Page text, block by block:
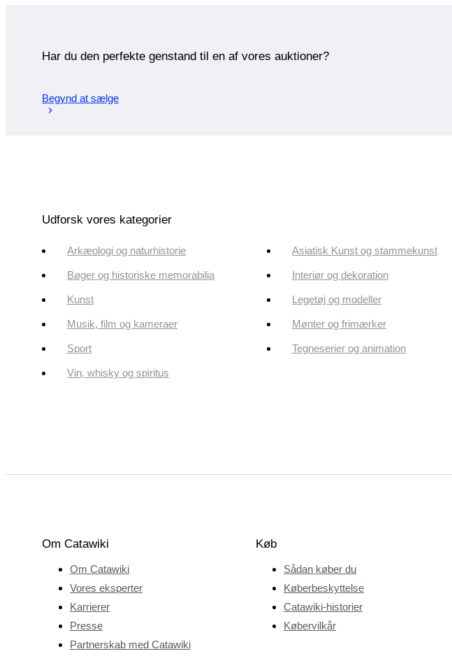
Har du den perfekte genstand til en af vores auktioner?
Begynd at sælge
Udforsk vores kategorier
Arkæologi og naturhistorie Asiatisk Kunst og stammekunst
Bøger og historiske memorabilia Interiør og dekoration
Kunst Legetøj og modeller
Musik, film og kameraer Mønter og frimærker
Sport Tegneserier og animation
Vin, whisky og spiritus
Om Catawiki
Om Catawiki
Vores eksperter
Karrierer
Presse
Partnerskab med Catawiki
Køb
Sådan køber du
Køberbeskyttelse
Catawiki-historier
Købervilkår